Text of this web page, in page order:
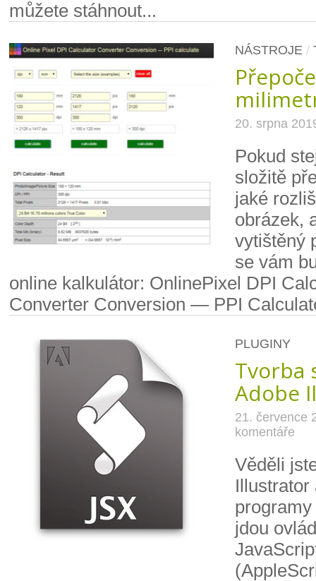
můžete stáhnout...
NÁSTROJE/
20. srpna
Pokud
složitě
jaké
obrázek,
vytištěný
se vám
online kalkulátor: OnlinePixel DPI
Converter Conversion — PPI
PLUGINY
Tvorba
Adobe
21. července
komentáře
Věděli
Illustrator
jdou